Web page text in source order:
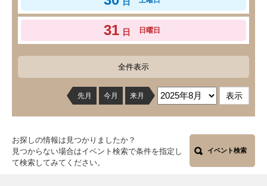
31 日 日曜日
全件表示
先月 今月 来月
お探しの情報は見つかりましたか？
見つからない場合はイベント検索で条件を指定し
て検索してみてください。
イベント検索